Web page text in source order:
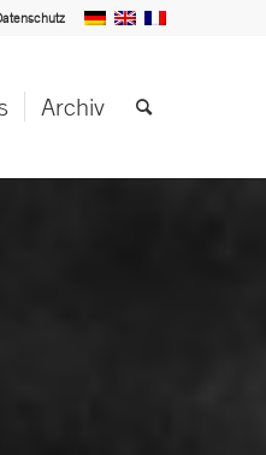
Archiv